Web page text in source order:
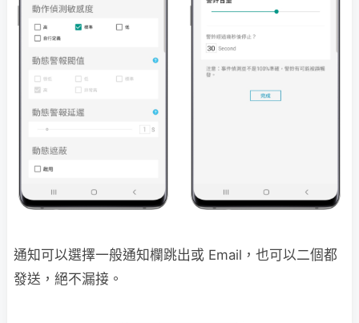
通知可以選擇一般通知欄跳出或 Email，也可以二個都
發送，絕不漏接。